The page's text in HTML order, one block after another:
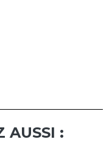
AUSSI :